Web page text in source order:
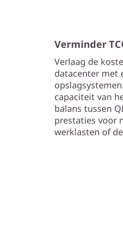
Verminder
Verlaag de
datacenter met
capaciteit van
balans tussen
prestaties voor
werklasten of